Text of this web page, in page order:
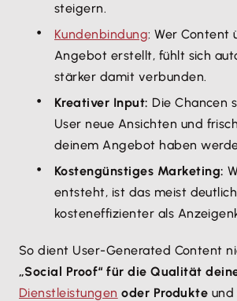
steigern.
Kundenbindung: Wer Content
Angebot erstellt, fühlt sich
stärker damit verbunden.
Kreativer Input: Die Chancen
User neue Ansichten und
deinem Angebot haben
Kostengünstiges Marketing:
entsteht, ist das meist deutlich
kosteneffizienter als
So dient User-Generated Content
„Social Proof“ für die Qualität
Dienstleistungen oder Produkte